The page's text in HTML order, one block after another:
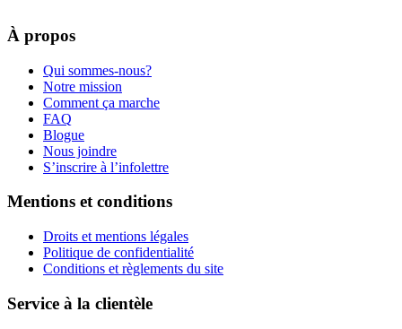
À propos
Qui sommes-nous?
Notre mission
Comment ça marche
FAQ
Blogue
Nous joindre
S’inscrire à l’infolettre
Mentions et conditions
Droits et mentions légales
Politique de confidentialité
Conditions et règlements du site
Service à la clientèle